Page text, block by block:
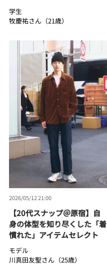
学生
牧慶祐さん（21歳）
2026/05/12 21:00
【20代スナップ＠原宿】自
身の体型を知り尽くした「着
慣れた」アイテムセレクト
モデル
川真田友聖さん（25歳）